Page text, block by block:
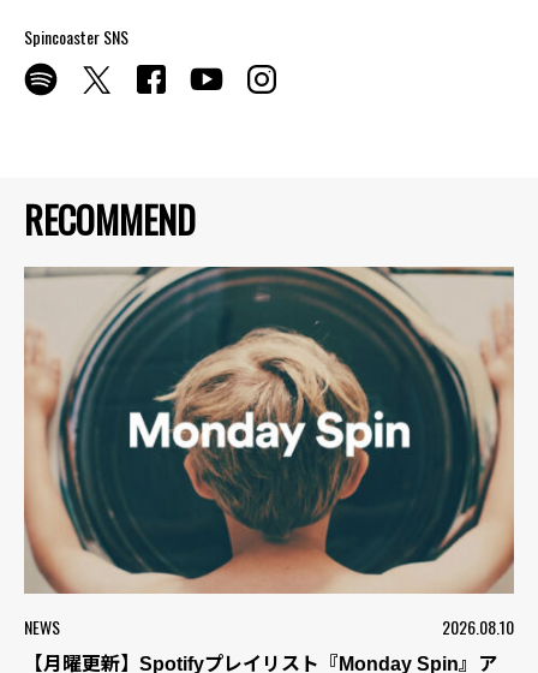
RECOMMEND
NEWS 2026.08.10
【月曜更新】Spotifyプレイリスト『Monday Spin』ア
Spincoaster SNS